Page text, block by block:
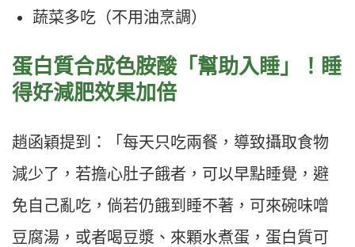
蔬菜多吃（不用油烹調）
蛋白質合成色胺酸「幫助入睡」！睡
得好減肥效果加倍
趙函穎提到：「每天只吃兩餐，導致攝取食物
減少了，若擔心肚子餓者，可以早點睡覺，避
免自己亂吃，倘若仍餓到睡不著，可來碗味噌
豆腐湯，或者喝豆漿、來顆水煮蛋，蛋白質可